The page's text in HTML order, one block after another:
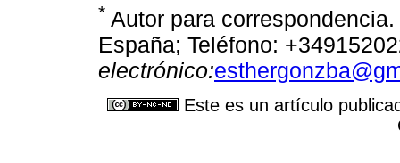
* Autor para
España; Teléfono:
electrónico:
Este es un artículo